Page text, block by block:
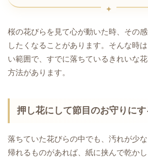
桜の花びらを見て心が動いた時、その
したくなることがあります。そんな時
い範囲で、すでに落ちているきれいな
方法があります。
押し花にして節目のお守りにす
落ちていた花びらの中でも、汚れが少
帰れるものがあれば、紙に挟んで乾か